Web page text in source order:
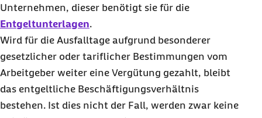
Unternehmen, dieser benötigt sie für die
Entgeltunterlagen.
Wird für die Ausfalltage aufgrund besonderer
gesetzlicher oder tariflicher Bestimmungen vom
Arbeitgeber weiter eine Vergütung gezahlt, bleibt
das entgeltliche Beschäftigungsverhältnis
bestehen. Ist dies nicht der Fall, werden zwar keine